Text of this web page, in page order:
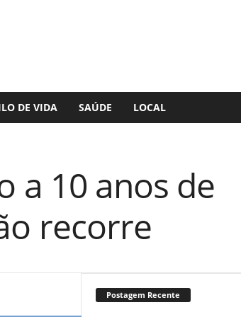
DE VIDA SAÚDE LOCAL
a 10 anos de
recorre
Postagem Recente